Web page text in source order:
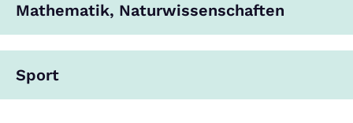
Mathematik, Naturwissenschaften
Sport